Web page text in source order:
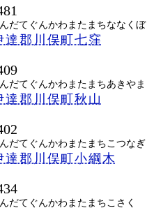
だてぐんかわまたまちななくぼ
達郡川俣町七窪
だてぐんかわまたまちあきやま
達郡川俣町秋山
だてぐんかわまたまちこつなぎ
達郡川俣町小綱木
だてぐんかわまたまちこさく